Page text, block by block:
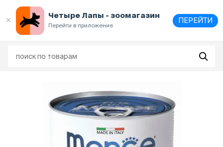
Четыре Лапы - зоомагазин
Перейти в приложение
ПЕРЕЙТИ